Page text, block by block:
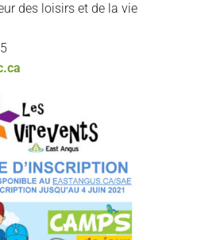
des loisirs et de la vie